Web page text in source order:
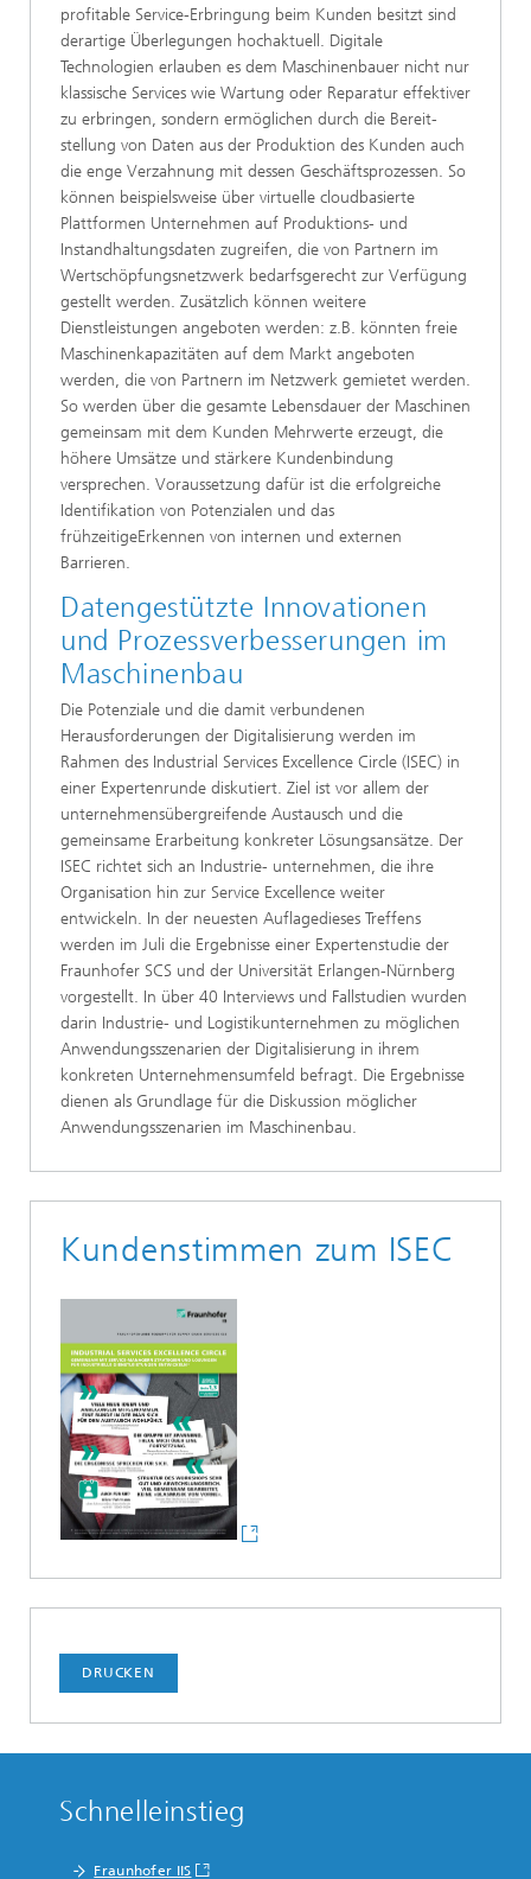
profitable Service-Erbringung beim Kunden besitzt sind
derartige Überlegungen hochaktuell. Digitale
Technologien erlauben es dem Maschinenbauer nicht nur
klassische Services wie Wartung oder Reparatur effektiver
zu erbringen, sondern ermöglichen durch die Bereit-
stellung von Daten aus der Produktion des Kunden auch
die enge Verzahnung mit dessen Geschäftsprozessen. So
können beispielsweise über virtuelle cloudbasierte
Plattformen Unternehmen auf Produktions- und
Instandhaltungsdaten zugreifen, die von Partnern im
Wertschöpfungsnetzwerk bedarfsgerecht zur Verfügung
gestellt werden. Zusätzlich können weitere
Dienstleistungen angeboten werden: z.B. könnten freie
Maschinenkapazitäten auf dem Markt angeboten
werden, die von Partnern im Netzwerk gemietet werden.
So werden über die gesamte Lebensdauer der Maschinen
gemeinsam mit dem Kunden Mehrwerte erzeugt, die
höhere Umsätze und stärkere Kundenbindung
versprechen. Voraussetzung dafür ist die erfolgreiche
Identifikation von Potenzialen und das
frühzeitigeErkennen von internen und externen
Barrieren.
Datengestützte Innovationen
und Prozessverbesserungen im
Maschinenbau
Die Potenziale und die damit verbundenen
Herausforderungen der Digitalisierung werden im
Rahmen des Industrial Services Excellence Circle (ISEC) in
einer Expertenrunde diskutiert. Ziel ist vor allem der
unternehmensübergreifende Austausch und die
gemeinsame Erarbeitung konkreter Lösungsansätze. Der
ISEC richtet sich an Industrie- unternehmen, die ihre
Organisation hin zur Service Excellence weiter
entwickeln. In der neuesten Auflagedieses Treffens
werden im Juli die Ergebnisse einer Expertenstudie der
Fraunhofer SCS und der Universität Erlangen-Nürnberg
vorgestellt. In über 40 Interviews und Fallstudien wurden
darin Industrie- und Logistikunternehmen zu möglichen
Anwendungsszenarien der Digitalisierung in ihrem
konkreten Unternehmensumfeld befragt. Die Ergebnisse
dienen als Grundlage für die Diskussion möglicher
Anwendungsszenarien im Maschinenbau.
Kundenstimmen zum ISEC
DRUCKEN
Schnelleinstieg
Fraunhofer IIS